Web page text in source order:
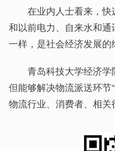
在业内人士看来，快
和以前电力、自来水和
一样，是社会经济发展的
青岛科技大学经济
但能够解决物流派送环节
物流行业、消费者、相关